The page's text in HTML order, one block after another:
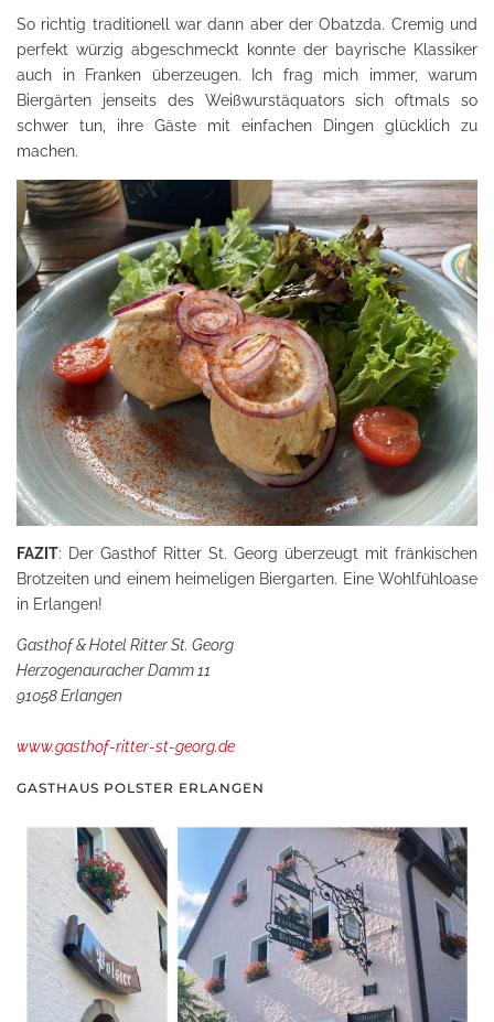
So richtig traditionell war dann aber der Obatzda. Cremig und
perfekt würzig abgeschmeckt konnte der bayrische Klassiker
auch in Franken überzeugen. Ich frag mich immer, warum
Biergärten jenseits des Weißwurstäquators sich oftmals so
schwer tun, ihre Gäste mit einfachen Dingen glücklich zu
machen.
FAZIT: Der Gasthof Ritter St. Georg überzeugt mit fränkischen
Brotzeiten und einem heimeligen Biergarten. Eine Wohlfühloase
in Erlangen!
Gasthof & Hotel Ritter St. Georg
Herzogenauracher Damm 11
91058 Erlangen
www.gasthof-ritter-st-georg.de
GASTHAUS POLSTER ERLANGEN